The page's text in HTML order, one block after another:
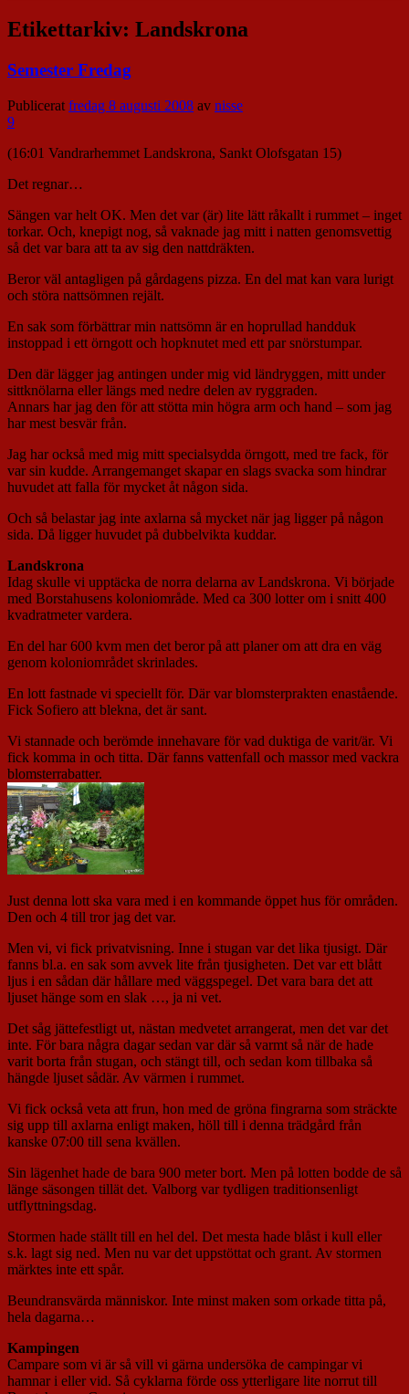
Etikettarkiv: Landskrona
Semester Fredag
Publicerat fredag 8 augusti 2008 av nisse
9
(16:01 Vandrarhemmet Landskrona, Sankt Olofsgatan 15)
Det regnar…
Sängen var helt OK. Men det var (är) lite lätt råkallt i rummet – inget
torkar. Och, knepigt nog, så vaknade jag mitt i natten genomsvettig
så det var bara att ta av sig den nattdräkten.
Beror väl antagligen på gårdagens pizza. En del mat kan vara lurigt
och störa nattsömnen rejält.
En sak som förbättrar min nattsömn är en hoprullad handduk
instoppad i ett örngott och hopknutet med ett par snörstumpar.
Den där lägger jag antingen under mig vid ländryggen, mitt under
sittknölarna eller längs med nedre delen av ryggraden.
Annars har jag den för att stötta min högra arm och hand – som jag
har mest besvär från.
Jag har också med mig mitt specialsydda örngott, med tre fack, för
var sin kudde. Arrangemanget skapar en slags svacka som hindrar
huvudet att falla för mycket åt någon sida.
Och så belastar jag inte axlarna så mycket när jag ligger på någon
sida. Då ligger huvudet på dubbelvikta kuddar.
Landskrona
Idag skulle vi upptäcka de norra delarna av Landskrona. Vi började
med Borstahusens koloniområde. Med ca 300 lotter om i snitt 400
kvadratmeter vardera.
En del har 600 kvm men det beror på att planer om att dra en väg
genom koloniområdet skrinlades.
En lott fastnade vi speciellt för. Där var blomsterprakten enastående.
Fick Sofiero att blekna, det är sant.
Vi stannade och berömde innehavare för vad duktiga de varit/är. Vi
fick komma in och titta. Där fanns vattenfall och massor med vackra
blomsterrabatter.
Just denna lott ska vara med i en kommande öppet hus för områden.
Den och 4 till tror jag det var.
Men vi, vi fick privatvisning. Inne i stugan var det lika tjusigt. Där
fanns bl.a. en sak som avvek lite från tjusigheten. Det var ett blått
ljus i en sådan där hållare med väggspegel. Det vara bara det att
ljuset hänge som en slak …, ja ni vet.
Det såg jättefestligt ut, nästan medvetet arrangerat, men det var det
inte. För bara några dagar sedan var där så varmt så när de hade
varit borta från stugan, och stängt till, och sedan kom tillbaka så
hängde ljuset sådär. Av värmen i rummet.
Vi fick också veta att frun, hon med de gröna fingrarna som sträckte
sig upp till axlarna enligt maken, höll till i denna trädgård från
kanske 07:00 till sena kvällen.
Sin lägenhet hade de bara 900 meter bort. Men på lotten bodde de så
länge säsongen tillät det. Valborg var tydligen traditionsenligt
utflyttningsdag.
Stormen hade ställt till en hel del. Det mesta hade blåst i kull eller
s.k. lagt sig ned. Men nu var det uppstöttat och grant. Av stormen
märktes inte ett spår.
Beundransvärda människor. Inte minst maken som orkade titta på,
hela dagarna…
Kampingen
Campare som vi är så vill vi gärna undersöka de campingar vi
hamnar i eller vid. Så cyklarna förde oss ytterligare lite norrut till